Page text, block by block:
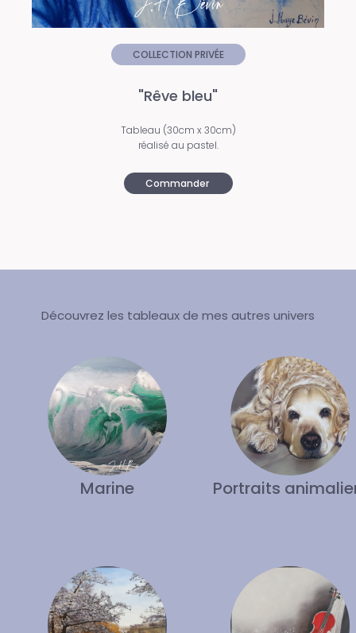
COLLECTION PRIVÉE
"Rêve bleu"
Tableau (30cm x 30cm)
réalisé au pastel.
Commander
Découvrez les tableaux de mes autres univers
Marine Portraits